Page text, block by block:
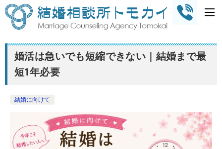
婚活は急いでも短縮できない｜結婚まで最
短1年必要
結婚に向けて